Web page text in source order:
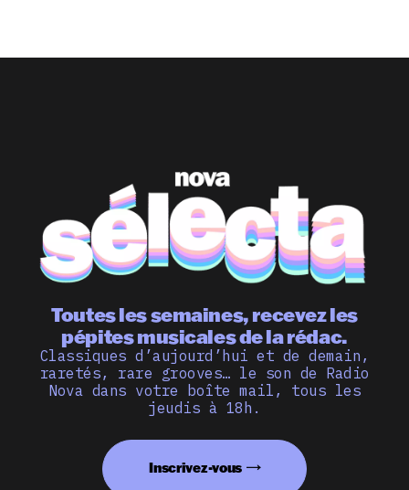
Toutes les semaines, recevez les
pépites musicales de la rédac.
Classiques d’aujourd’hui et de demain,
raretés, rare grooves… le son de Radio
Nova dans votre boîte mail, tous les
jeudis à 18h.
Inscrivez-vous